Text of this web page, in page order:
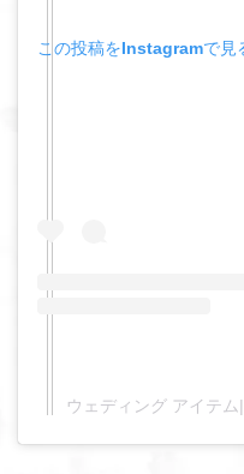
この投稿をInstagramで見
ウェディング アイテ